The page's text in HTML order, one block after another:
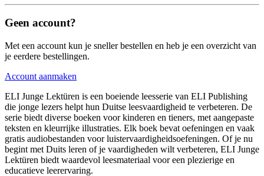
Geen account?
Met een account kun je sneller bestellen en heb je een overzicht van
je eerdere bestellingen.
Account aanmaken
ELI Junge Lektüren is een boeiende leesserie van ELI Publishing
die jonge lezers helpt hun Duitse leesvaardigheid te verbeteren. De
serie biedt diverse boeken voor kinderen en tieners, met aangepaste
teksten en kleurrijke illustraties. Elk boek bevat oefeningen en vaak
gratis audiobestanden voor luistervaardigheidsoefeningen. Of je nu
begint met Duits leren of je vaardigheden wilt verbeteren, ELI Junge
Lektüren biedt waardevol leesmateriaal voor een plezierige en
educatieve leerervaring.